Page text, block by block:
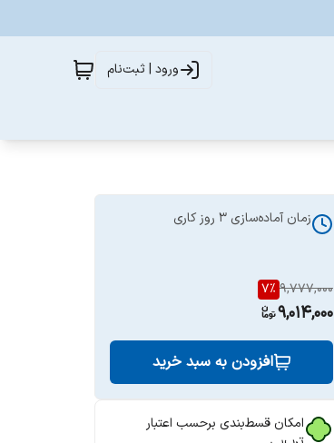
ورود | ثبت‌نام
زمان آماده‌سازی 3 روز کاری
9,777,000
7%
9,014,000
افزودن به سبد خرید
امکان قسط‌بندی برحسب اعتبار